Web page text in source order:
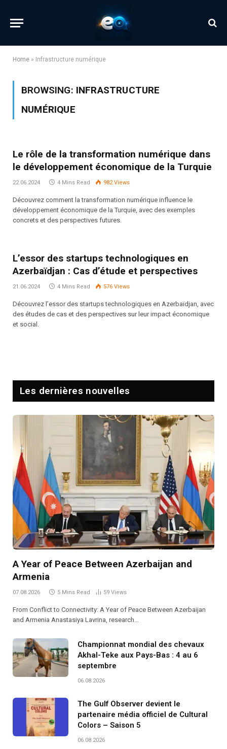
Home » Infrastructure numérique
BROWSING: INFRASTRUCTURE
NUMÉRIQUE
Le rôle de la transformation numérique dans
le développement économique de la Turquie
22.06.2024 4 Mins Read 982Views
Découvrez comment la transformation numérique influence le
développement économique de la Turquie, avec des exemples
concrets et des perspectives futures.
L’essor des startups technologiques en
Azerbaïdjan : Cas d’étude et perspectives
21.06.2024 4 Mins Read 576 Views
Découvrez l’essor des startups technologiques en Azerbaïdjan, avec
des études de cas et des perspectives sur leur impact économique
et social.
Les dernières nouvelles
A Year of Peace Between Azerbaijan and
Armenia
07.08.2026 5 Mins Read 59 Views
From Conflict to Connectivity: A Year of Peace Between Azerbaijan
and Armenia Anastasiya Lavrina, research…
Championnat mondial des chevaux
Akhal-Teke aux Pays-Bas : 4 au 6
septembre
06.08.2026
The Gulf Observer devient le
partenaire média officiel de Cultural
Colors – Saison 5
06.08.2026